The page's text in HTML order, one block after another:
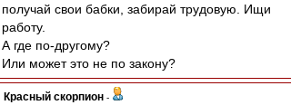
получай свои бабки, забирай трудовую. Ищи
работу.
А где по-другому?
Или может это не по закону?
Красный скорпион -